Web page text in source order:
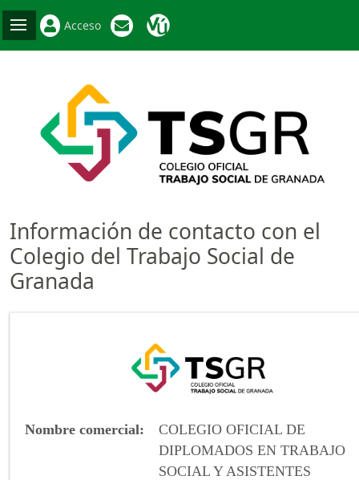
Acceso
Información de contacto con el
Colegio del Trabajo Social de
Granada
Nombre comercial
COLEGIO OFICIAL DE
DIPLOMADOS EN TRABAJO
SOCIAL Y ASISTENTES